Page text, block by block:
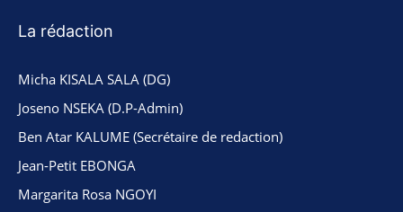
La rédaction
Micha KISALA SALA (DG)
Joseno NSEKA (D.P-Admin)
Ben Atar KALUME (Secrétaire de redaction)
Jean-Petit EBONGA
Margarita Rosa NGOYI